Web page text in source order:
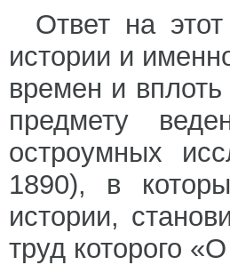
Ответ на
истории и
времен и
предмету
остроумных
1890), в
истории,
труд которого